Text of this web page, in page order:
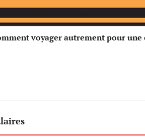
voyager autrement pour